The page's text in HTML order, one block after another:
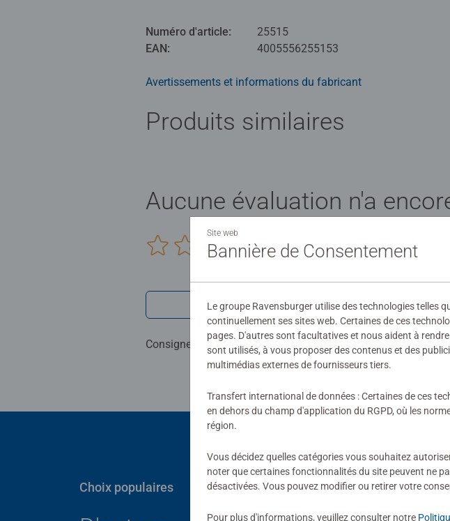
Numéro d'article:
25515
EAN:
4005556255153
Avertissements et informations du fabricant
Produits similaires
Aucune évaluation n'a
0/0
Rédiger une évaluation
Consignes d'évaluation
Choix populaires
Site web
Bannière de Consentement
Le groupe Ravensburger utilise des technologies telles
continuellement ses sites web. Certaines de ces
pages. D'autres sont facultatives et nous aident à
sont utilisés, à vous proposer des contenus et des
multimédias externes de fournisseurs tiers.
Transfert international de données : Certaines de ces
en dehors du champ d'application du RGPD, où les
région.
Vous décidez quelles catégories vous souhaitez
noter que certaines fonctionnalités du site peuvent ne
désactivées. Vous pouvez modifier ou retirer votre
Pour plus d'informations, veuillez consulter notre